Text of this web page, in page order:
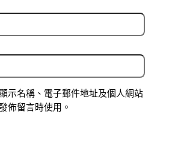
示名稱、電子郵件地址及個人網站
佈留言時使用。